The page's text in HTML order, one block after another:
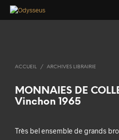
ACCUEIL / ARCHIVES LIBRAIRIE
MONNAIES DE
Vinchon 1965
Très bel ensemble de grands